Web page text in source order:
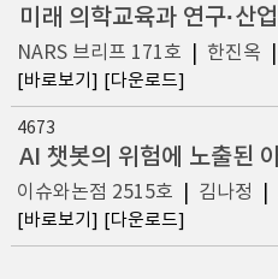
NARS 브리프 171호
한진옥
[바로보기] [다운로드]
4673
이슈와논점 2515호
김나정
[바로보기] [다운로드]